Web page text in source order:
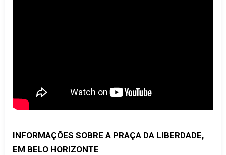
INFORMAÇÕES SOBRE A PRAÇA DA LIBERDADE,
EM BELO HORIZONTE